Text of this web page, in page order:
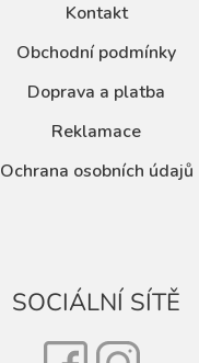
Kontakt
Obchodní podmínky
Doprava a platba
Reklamace
Ochrana osobních údajů
SOCIÁLNÍ SÍTĚ
FacebookInstagram